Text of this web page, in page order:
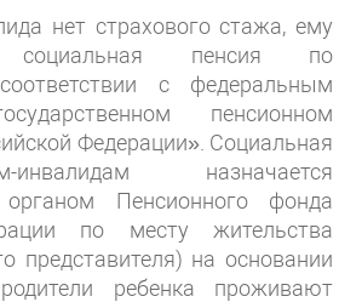
нет страхового стажа, ему
социальная пенсия по
с федеральным
пенсионном
Федерации». Социальная
назначается
органом Пенсионного фонда
по месту жительства
представителя) на основании
ребенка проживают